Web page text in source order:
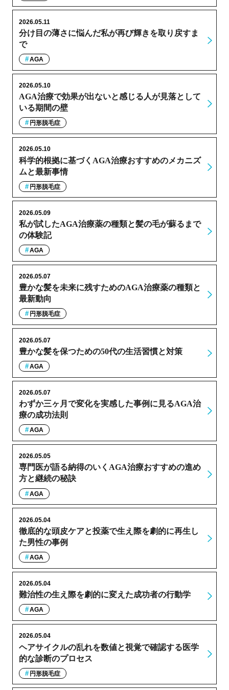
分け目の薄さに悩んだ私が再び輝きを取り戻すま
で
2026.05.11
AGA
AGA治療で効果が出ないと感じる人が見落として
いる期間の壁
2026.05.10
円形脱毛症
科学的根拠に基づくAGA治療おすすめのメカニズ
ムと最新事情
2026.05.10
円形脱毛症
私が試したAGA治療薬の種類と髪の毛が蘇るまで
の体験記
2026.05.09
AGA
豊かな髪を未来に残すためのAGA治療薬の種類と
最新動向
2026.05.07
円形脱毛症
豊かな髪を保つための50代の生活習慣と対策
2026.05.07
AGA
わずか三ヶ月で変化を実感した事例に見るAGA治
療の成功法則
2026.05.07
AGA
専門医が語る納得のいくAGA治療おすすめの進め
方と継続の秘訣
2026.05.05
AGA
徹底的な頭皮ケアと投薬で生え際を劇的に再生し
た男性の事例
2026.05.04
AGA
難治性の生え際を劇的に変えた成功者の行動学
2026.05.04
AGA
ヘアサイクルの乱れを数値と視覚で確認する医学
的な診断のプロセス
2026.05.04
円形脱毛症